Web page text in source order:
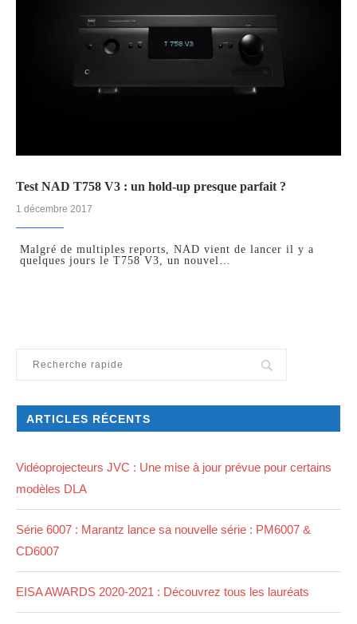
Test NAD T758 V3 : un hold-up presque parfait ?
1 décembre 2017
Malgré de multiples reports, NAD vient de lancer il y a
quelques jours le T758 V3, un nouvel…
ARTICLES RÉCENTS
Vidéoprojecteurs JVC : Une mise à jour prévue pour certains
modèles DLA
Série 6007 : Marantz lance sa nouvelle série : PM6007 &
CD6007
EISA AWARDS 2020-2021 : Découvrez tous les lauréats